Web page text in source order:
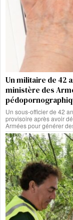
Un militaire de 42
ministère des
Un sous-officier de 42
provisoire après avoir
Armées pour générer